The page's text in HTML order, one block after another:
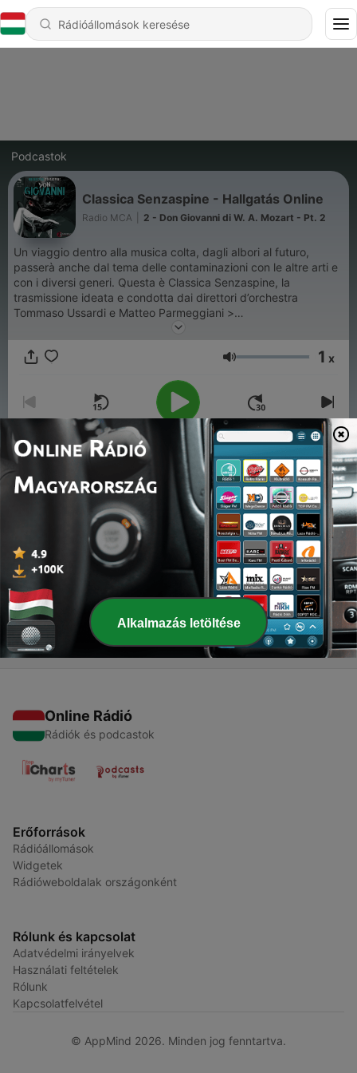
Podcastok
Classica Senzaspine - Hallgatás Online
Radio MCA 2 - Don Giovanni di W. A. Mozart - Pt. 2
Un viaggio dentro alla musica colta, dagli albori al futuro,
passerà anche dal tema delle contaminazioni con le altre arti e
con i diversi generi. Questa è Classica Senzaspine, la
trasmissione ideata e condotta dai direttori d’orchestra
Tommaso Ussardi e Matteo Parmeggiani >
Hangerő 1 x
00:00 00:00
Don Giovanni di W. A. Mozart - Pt. 2
02 nov. 2021
1 - Don Giovanni di W. A. Mozart - Pt. 1
02 nov. 2021
Online Rádió
Rádiók és podcastok
Erőforrások
Rádióállomások
Widgetek
Rádióweboldalak országonként
Rólunk és kapcsolat
Adatvédelmi irányelvek
Használati feltételek
Rólunk
Kapcsolatfelvétel
© AppMind 2026. Minden jog fenntartva.
Alkalmazás letöltése